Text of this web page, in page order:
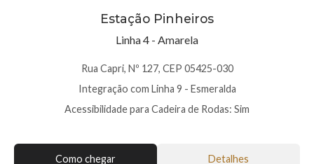
Estação Pinheiros
Linha 4 - Amarela
Rua Capri, Nº 127, CEP 05425-030
Integração com Linha 9 - Esmeralda
Acessibilidade para Cadeira de Rodas: Sim
Como chegar Detalhes